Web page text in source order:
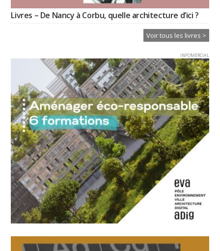
Livres – De Nancy à Corbu, quelle architecture d’ici ?
Voir tous les livres >
INFOMERCIAL